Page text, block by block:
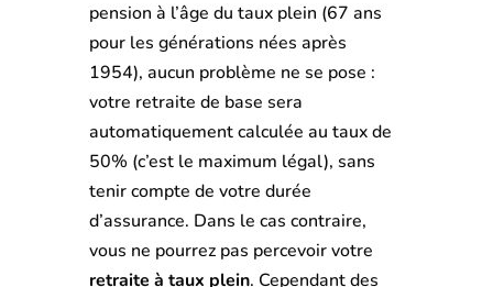
pension à l’âge du taux plein (67 ans
pour les générations nées après
1954), aucun problème ne se pose :
votre retraite de base sera
automatiquement calculée au taux de
50% (c’est le maximum légal), sans
tenir compte de votre durée
d’assurance. Dans le cas contraire,
vous ne pourrez pas percevoir votre
retraite à taux plein. Cependant des